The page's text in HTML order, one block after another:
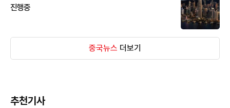
진행중
중국뉴스 더보기
추천기사